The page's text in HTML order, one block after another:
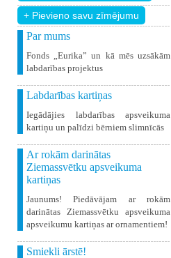
+ Pievieno savu zīmējumu
Par mums
Fonds „Eurika” un kā mēs uzsākām
labdarības projektus
Labdarības kartiņas
Iegādājies labdarības apsveikuma
kartiņu un palīdzi bērniem slimnīcās
Ar rokām darinātas
Ziemassvētku apsveikuma
kartiņas
Jaunums! Piedāvājam ar rokām
darinātas Ziemassvētku apsveikuma
apsveikumu kartiņas ar ornamentiem!
Smiekli ārstē!